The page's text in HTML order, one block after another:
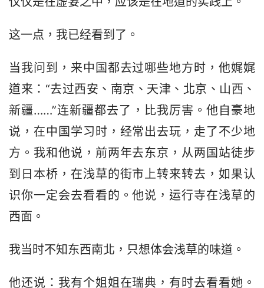
这一点，我已经看到了。
当我问到，来中国都去过哪些地方时，他娓娓
道来：“去过西安、南京、天津、北京、山西、
新疆……”连新疆都去了，比我厉害。他自豪地
说，在中国学习时，经常出去玩，走了不少地
方。我和他说，前两年去东京，从两国站徒步
到日本桥，在浅草的街市上转来转去，如果认
识你一定会去看看的。他说，运行寺在浅草的
西面。
我当时不知东西南北，只想体会浅草的味道。
他还说：我有个姐姐在瑞典，有时去看看她。